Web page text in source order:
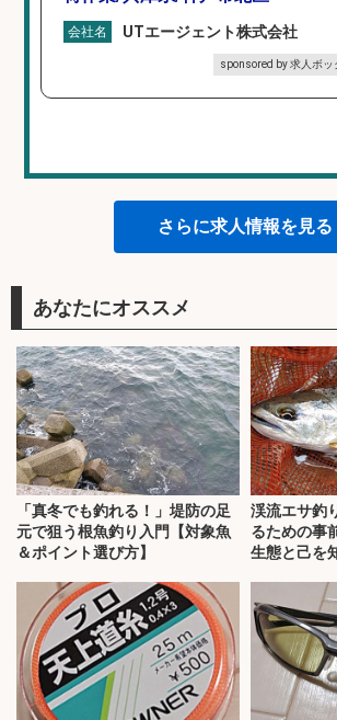
会社名 UTエージェント株式会社
sponsored by 求人ボッ
さらに求人情報を見る
あなたにオススメ
「真冬でも釣れる！」堤防の足
元で狙う根魚釣り入門【対象魚
＆ポイント選び方】
渓流エサ釣
るための事
生態と己を